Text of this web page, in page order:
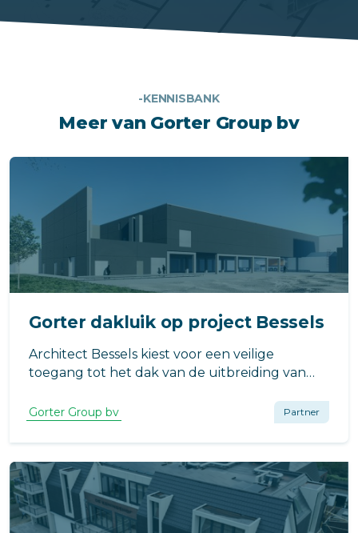
-KENNISBANK
Meer van Gorter Group bv
Gorter dakluik op project Bessels
Architect Bessels kiest voor een veilige
toegang tot het dak van de uitbreiding van
dakluik van Gorter. Waarom? Het dakluik
draagt bij aan een energiezuinig pand en biedt
een compleet veilige toegang tot het dak.
Gorter Group bv Partner